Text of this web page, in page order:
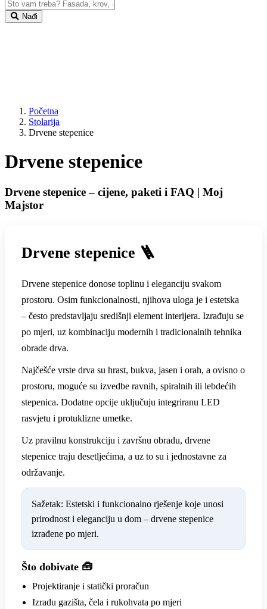
Nađi
Početna
Stolarija
Drvene stepenice
Drvene stepenice
Drvene stepenice – cijene, paketi i FAQ | Moj
Majstor
Drvene stepenice 🪜
Drvene stepenice donose toplinu i eleganciju svakom
prostoru. Osim funkcionalnosti, njihova uloga je i estetska
– često predstavljaju središnji element interijera. Izrađuju se
po mjeri, uz kombinaciju modernih i tradicionalnih tehnika
obrade drva.
Najčešće vrste drva su hrast, bukva, jasen i orah, a ovisno o
prostoru, moguće su izvedbe ravnih, spiralnih ili lebdećih
stepenica. Dodatne opcije uključuju integriranu LED
rasvjetu i protuklizne umetke.
Uz pravilnu konstrukciju i završnu obradu, drvene
stepenice traju desetljećima, a uz to su i jednostavne za
održavanje.
Sažetak: Estetski i funkcionalno rješenje koje unosi
prirodnost i eleganciju u dom – drvene stepenice
izrađene po mjeri.
Što dobivate 🧰
Projektiranje i statički proračun
Izradu gazišta, čela i rukohvata po mjeri